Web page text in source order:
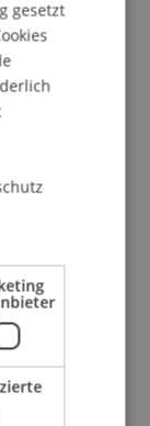
Deloitte
2021
gesetzt